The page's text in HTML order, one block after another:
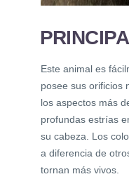
Este animal es
posee sus orificios
los aspectos más
profundas estrías
su cabeza. Los
a diferencia de
tornan más vivos.